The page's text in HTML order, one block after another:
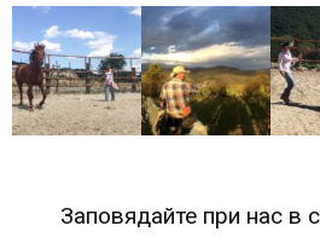
Заповядайте при нас в